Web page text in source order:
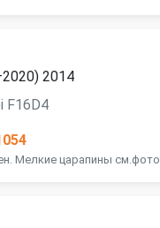
2014
F16D4
Мелкие царапины см.фото